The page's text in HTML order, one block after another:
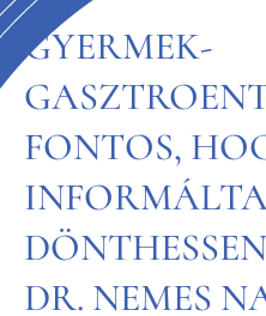
GYERMEK-
FONTOS,
DR. NEMES